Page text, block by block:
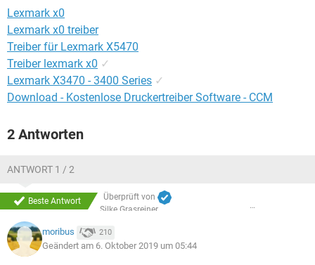
Lexmark x0
Lexmark x0 treiber
Treiber für Lexmark X5470
Treiber lexmark x0 ✓
Lexmark X3470 - 3400 Series ✓
Download - Kostenlose Druckertreiber Software - CCM
2 Antworten
ANTWORT 1 / 2
Beste Antwort
Überprüft von
Silke Grasreiner
moribus 210
Geändert am 6. Oktober 2019 um 05:44